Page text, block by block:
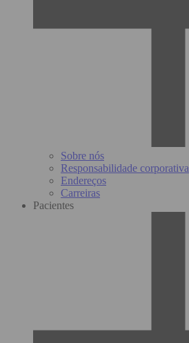
Sobre nós
Responsabilidade corporativa
Endereços
Carreiras
Pacientes